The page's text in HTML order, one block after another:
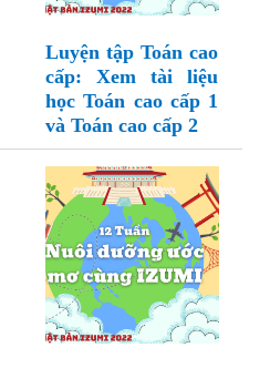
Luyện tập Toán cao
cấp: Xem tài liệu
học Toán cao cấp 1
và Toán cao cấp 2